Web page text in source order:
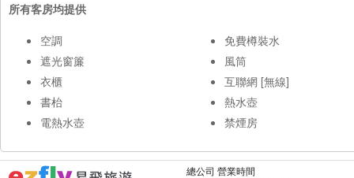
所有客房均提供
空調
遮光窗簾
衣櫃
書枱
電熱水壺
免費樽裝水
風筒
互聯網 [無線]
熱水壺
禁煙房